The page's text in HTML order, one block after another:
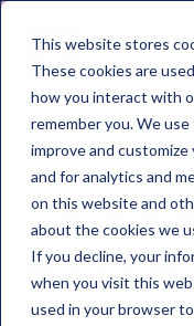
This website stores
These cookies are
how you interact with
remember you. We
improve and
and for analytics and
on this website and
about the cookies we
If you decline, your
when you visit this
used in your browser
TJÄNSTER
HUBSPOT
CASE
ARTIKLAR